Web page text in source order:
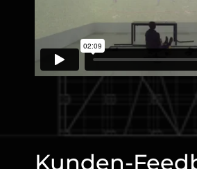
Kunden-